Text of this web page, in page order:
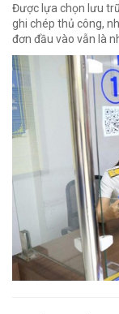
Được lựa chọn lưu
ghi chép thủ công,
đơn đầu vào vẫn là